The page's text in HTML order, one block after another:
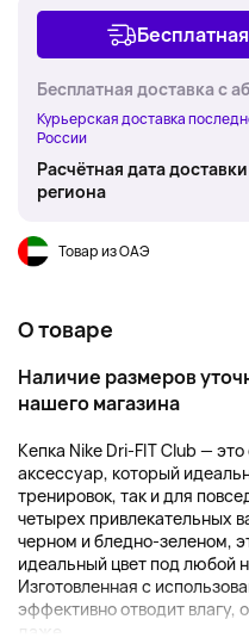
Бесплатная доставка с
Курьерская доставка
России
Расчётная дата
региона
Товар из ОАЭ
О товаре
Наличие размеров
нашего магазина
Кепка Nike Dri-FIT Club —
аксессуар, который
тренировок, так и для
четырех привлекательных
черном и бледно-зеленом,
идеальный цвет под любой
Изготовленная с
эффективно отводит влагу,
даже ...